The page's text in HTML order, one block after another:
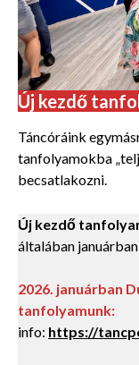
Új kezdő
Táncóráink
tanfolyamokba
becsatlakozni.
Új kezdő
általában
2026. januárban
tanfolyamunk:
info: https://